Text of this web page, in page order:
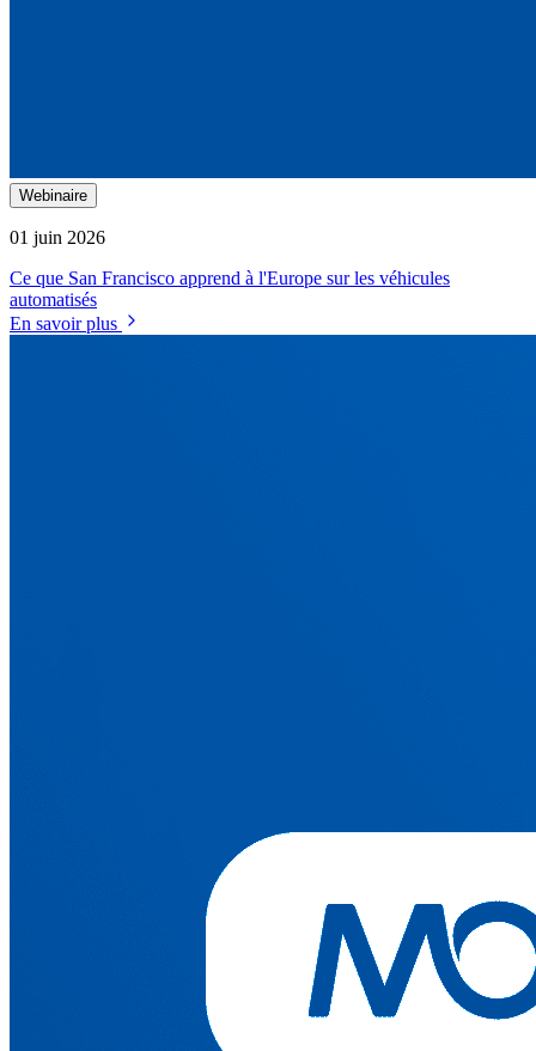
Webinaire
01 juin 2026
Ce que San Francisco apprend à l'Europe sur les véhicules
automatisés
En savoir plus